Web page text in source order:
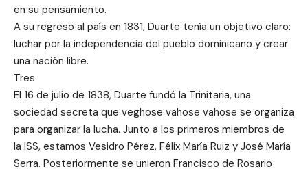
en su pensamiento.
A su regreso al país en 1831, Duarte tenía un objetivo claro:
luchar por la independencia del pueblo dominicano y crear
una nación libre.
Tres
El 16 de julio de 1838, Duarte fundó la Trinitaria, una
sociedad secreta que veghose vahose vahose se organiza
para organizar la lucha. Junto a los primeros miembros de
la ISS, estamos Vesidro Pérez, Félix María Ruiz y José María
Serra. Posteriormente se unieron Francisco de Rosario